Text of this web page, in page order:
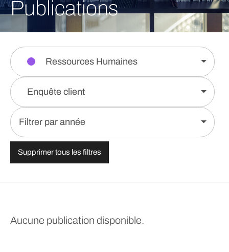
Publications
Ressources Humaines
Enquête client
Filtrer par année
Supprimer tous les filtres
Aucune publication disponible.